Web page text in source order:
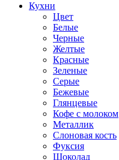
Кухни
Цвет
Белые
Черные
Желтые
Красные
Зеленые
Серые
Бежевые
Глянцевые
Кофе с молоком
Металлик
Слоновая кость
Фуксия
Шоколад